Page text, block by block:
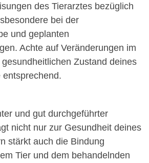
des Tierarztes bezüglich
bei der
und geplanten
Achte auf Veränderungen im
Zustand deines
entsprechend.
und gut durchgeführter
nicht nur zur Gesundheit deines
stärkt auch die Bindung
Tier und dem behandelnden